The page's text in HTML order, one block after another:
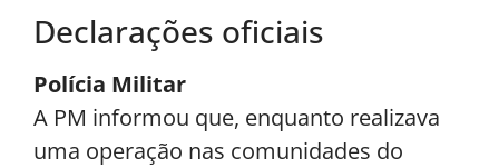
Declarações oficiais
Polícia Militar
A PM informou que, enquanto realizava
uma operação nas comunidades do